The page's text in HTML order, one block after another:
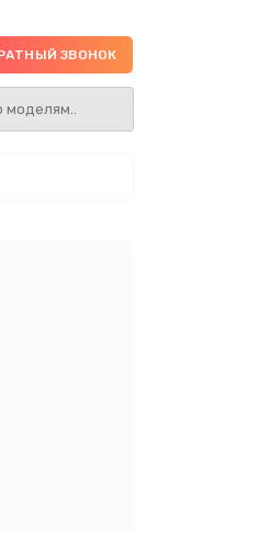
ЗВОНОК